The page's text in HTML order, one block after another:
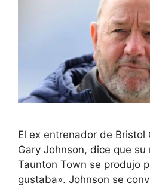
El ex entrenador de Bristol
Gary Johnson, dice que
Taunton Town se produjo
gustaba». Johnson se